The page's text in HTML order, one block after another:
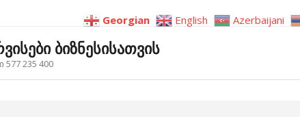
ბიზნესისათვის
577 235 400
Georgian English Azerbaijani